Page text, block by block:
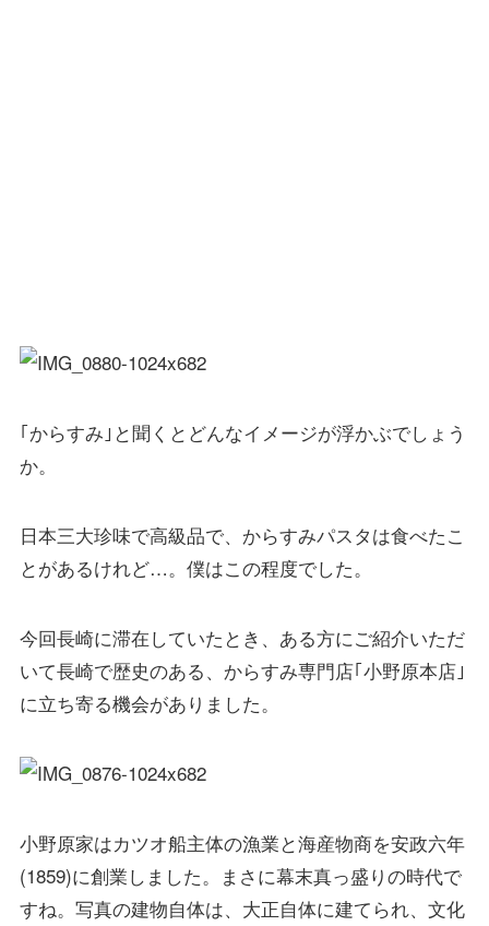
｢からすみ｣と聞くとどんなイメージが浮かぶでしょう
か。
日本三大珍味で高級品で、からすみパスタは食べたこ
とがあるけれど…。僕はこの程度でした。
今回長崎に滞在していたとき、ある方にご紹介いただ
いて長崎で歴史のある、からすみ専門店｢小野原本店｣
に立ち寄る機会がありました。
小野原家はカツオ船主体の漁業と海産物商を安政六年
(1859)に創業しました。まさに幕末真っ盛りの時代で
すね。写真の建物自体は、大正自体に建てられ、文化